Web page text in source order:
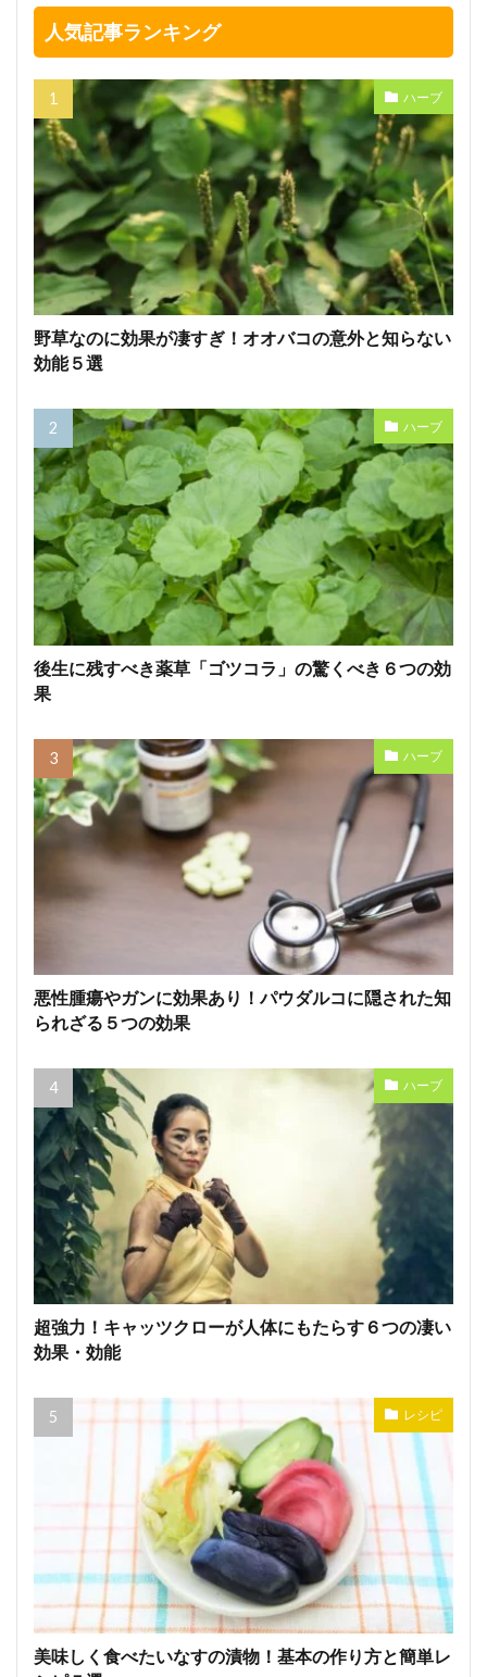
人気記事ランキング
ハーブ
野草なのに効果が凄すぎ！オオバコの意外と知らない
効能５選
ハーブ
後生に残すべき薬草「ゴツコラ」の驚くべき６つの効
果
ハーブ
悪性腫瘍やガンに効果あり！パウダルコに隠された知
られざる５つの効果
ハーブ
超強力！キャッツクローが人体にもたらす６つの凄い
効果・効能
レシピ
美味しく食べたいなすの漬物！基本の作り方と簡単レ